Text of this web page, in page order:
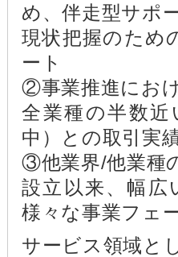
め、伴走型サポ
現状把握のため
ート
②事業推進にお
全業種の半数
中）との取引実
③他業界/他業種
設立以来、幅
様々な事業フェ
サービス領域と